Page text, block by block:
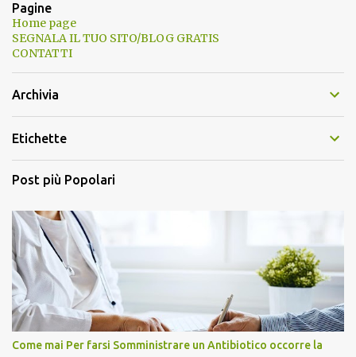
Pagine
Home page
SEGNALA IL TUO SITO/BLOG GRATIS
CONTATTI
Archivia
Etichette
Post più Popolari
Come mai Per farsi Somministrare un Antibiotico occorre la